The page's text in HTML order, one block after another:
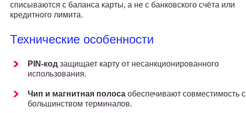
списываются с баланса карты, а не с банковского счёта или
кредитного лимита.
Технические особенности
PIN-код защищает карту от несанкционированного
использования.
Чип и магнитная полоса обеспечивают совместимость с
большинством терминалов.